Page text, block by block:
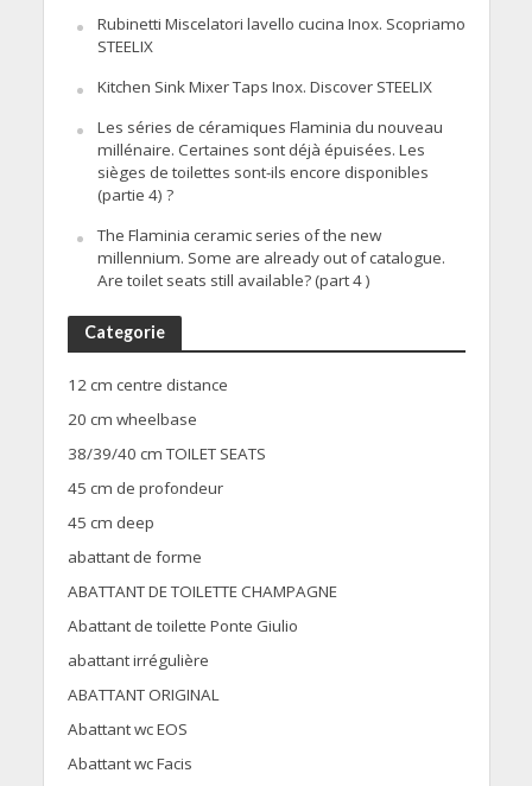
Rubinetti Miscelatori lavello cucina Inox. Scopriamo
STEELIX
Kitchen Sink Mixer Taps Inox. Discover STEELIX
Les séries de céramiques Flaminia du nouveau
millénaire. Certaines sont déjà épuisées. Les
sièges de toilettes sont-ils encore disponibles
(partie 4) ?
The Flaminia ceramic series of the new
millennium. Some are already out of catalogue.
Are toilet seats still available? (part 4 )
Categorie
12 cm centre distance
20 cm wheelbase
38/39/40 cm TOILET SEATS
45 cm de profondeur
45 cm deep
abattant de forme
ABATTANT DE TOILETTE CHAMPAGNE
Abattant de toilette Ponte Giulio
abattant irrégulière
ABATTANT ORIGINAL
Abattant wc EOS
Abattant wc Facis